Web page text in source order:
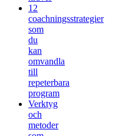
12
coachningsstrategier
som
du
kan
omvandla
till
repeterbara
program
Verktyg
och
metoder